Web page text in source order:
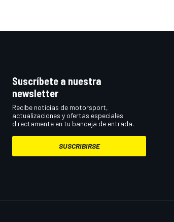
MÁS CATEGORÍAS
Suscríbete a nuestra
newsletter
Recibe noticias de motorsport,
actualizaciones y ofertas especiales
directamente en tu bandeja de entrada.
SUSCRIBIRSE